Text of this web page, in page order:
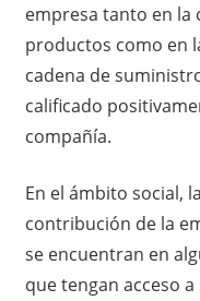
empresa tanto en la
productos como en
cadena de
calificado
compañía.
En el ámbito social,
contribución de la
se encuentran en
que tengan acceso